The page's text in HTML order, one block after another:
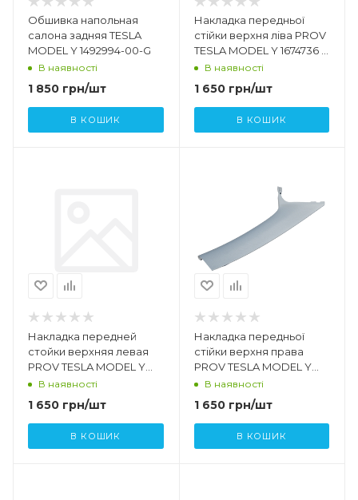
Обшивка напольная
салона задняя TESLA
MODEL Y 1492994-00-G
В наявності
1 850 грн/шт
В КОШИК
Накладка передньої
стійки верхня ліва PROV
TESLA MODEL Y 1674736 -
99 - D 1674736 - 00 - B
В наявності
1 650грн/шт
В КОШИК
Накладка передней
стойки верхняя левая
PROV TESLA MODEL Y
1494604-00-E
В наявності
1 650 грн/шт
В КОШИК
Накладка передньої
стійки верхня права
PROV TESLA MODEL Y
1674737 - 99 - D 1674737 -
В наявності
1 650грн/шт
В КОШИК